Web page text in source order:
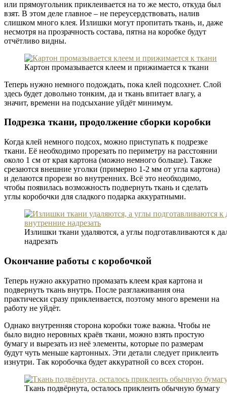
или прямоугольник приклеивается на то же место, откуда был
взят. В этом деле главное – не переусердствовать, налив
слишком много клея. Излишки могут пропитать ткань, и, даже
несмотря на прозрачность состава, пятна на коробке будут
отчётливо видны.
Картон промазывается клеем и прижимается к ткани
Теперь нужно немного подождать, пока клей подсохнет. Слой
здесь будет довольно тонким, да и ткань впитает влагу, а
значит, времени на подсыхание уйдёт минимум.
Подрезка ткани, продолжение сборки коробки
Когда клей немного подсох, можно приступать к подрезке
ткани. Её необходимо прорезать по периметру на расстоянии
около 1 см от края картона (можно немного больше). Также
срезаются внешние уголки (примерно 1-2 мм от угла картона)
и делаются прорези во внутренних. Всё это необходимо,
чтобы появилась возможность подвернуть ткань и сделать
углы коробочки для сладкого подарка аккуратными.
Излишки ткани удаляются, а углы подготавливаются к
надрезать
Окончание работы с коробочкой
Теперь нужно аккуратно промазать клеем края картона и
подвернуть ткань внутрь. После разглаживания она
практически сразу приклеивается, поэтому много времени на
работу не уйдёт.
Однако внутренняя сторона коробки тоже важна. Чтобы не
было видно неровных краёв ткани, можно взять простую
бумагу и вырезать из неё элементы, которые по размерам
будут чуть меньше картонных. Эти детали следует приклеить
изнутри. Так коробочка будет аккуратной со всех сторон.
Ткань подвёрнута, осталось приклеить обычную бумагу